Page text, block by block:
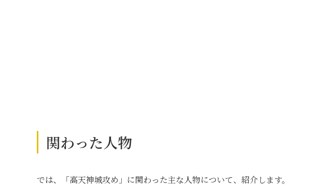
関わった人物
では、「高天神城攻め」に関わった主な人物について、紹介します。